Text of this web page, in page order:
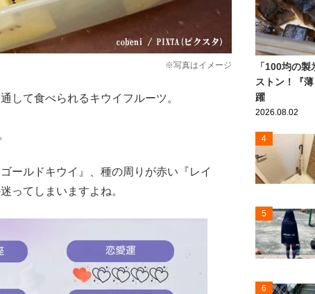
※写真はイメージ
して食べられるキウイフルーツ。
ールドキウイ』、種の周りが赤い『レイ
ってしまいますよね。
「100均の
ストン！『
躍
2026.08.02
4
5
6